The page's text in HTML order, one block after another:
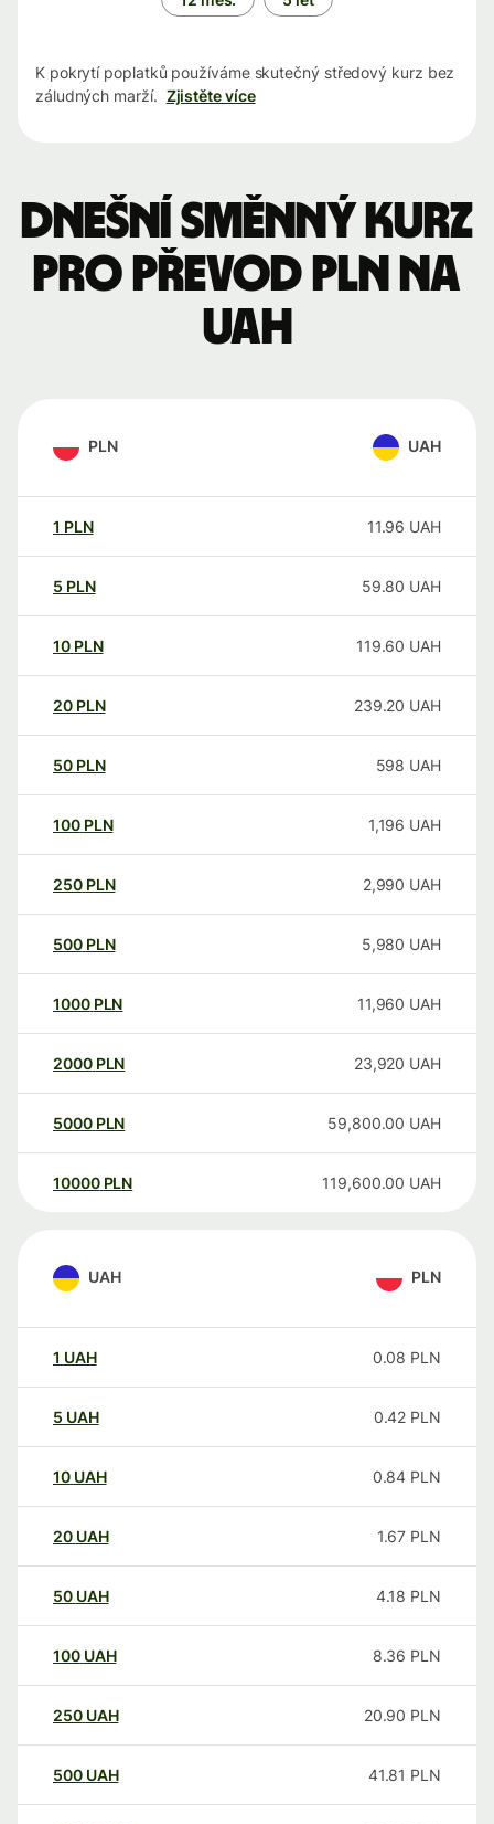
K pokrytí poplatků používáme skutečný středový kurz bez
záludných marží. Zjistěte více
Dnešní směnný kurz
pro převod PLN na
UAH
PLN UAH
1 PLN 11.96 UAH
5 PLN 59.80 UAH
10 PLN 119.60 UAH
20 PLN 239.20 UAH
50 PLN 598 UAH
100 PLN 1,196 UAH
250 PLN 2,990 UAH
500 PLN 5,980 UAH
1000 PLN 11,960 UAH
2000 PLN 23,920 UAH
5000 PLN 59,800.00 UAH
10000 PLN 119,600.00 UAH
UAH PLN
1 UAH 0.08 PLN
5 UAH 0.42 PLN
10 UAH 0.84 PLN
20 UAH 1.67 PLN
50 UAH 4.18 PLN
100 UAH 8.36 PLN
250 UAH 20.90 PLN
500 UAH 41.81 PLN